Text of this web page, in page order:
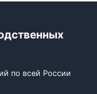
по всей России